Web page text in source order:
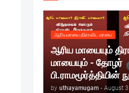
ஆரியமாயை திராவிட மாயை
ஆரிய மாயையும்
மாயையும் - தோழர்
பி.ராமமூர்த்தியின்
by uthayamugam - August